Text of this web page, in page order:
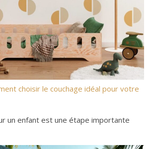
choisir le couchage idéal pour votre
un enfant est une étape importante